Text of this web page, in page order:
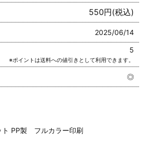
550円(税込)
2025/06/14
5
※ポイントは送料への値引きとして利用できます。
◎
ト PP製 フルカラー印刷